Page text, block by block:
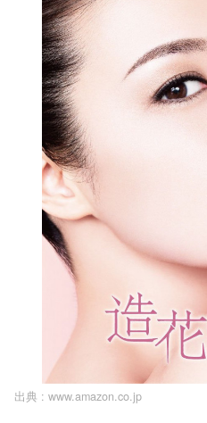
出典 : www.amazon.co.jp